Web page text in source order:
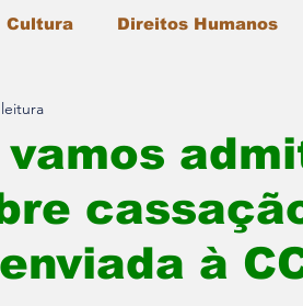
Cultura Direitos Humanos
e Inovação Polícia
à